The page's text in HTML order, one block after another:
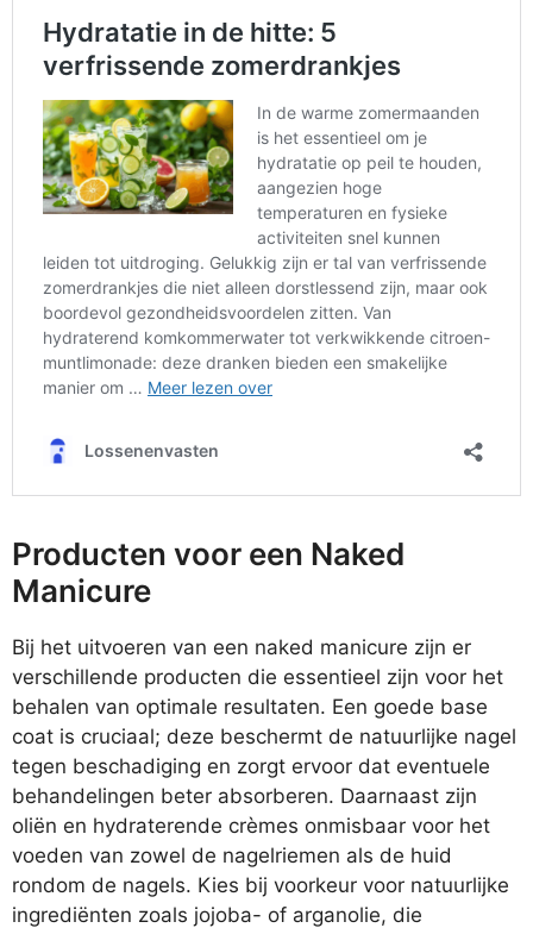
Producten voor een Naked
Manicure
Bij het uitvoeren van een naked manicure zijn er
verschillende producten die essentieel zijn voor het
behalen van optimale resultaten. Een goede base
coat is cruciaal; deze beschermt de natuurlijke nagel
tegen beschadiging en zorgt ervoor dat eventuele
behandelingen beter absorberen. Daarnaast zijn
oliën en hydraterende crèmes onmisbaar voor het
voeden van zowel de nagelriemen als de huid
rondom de nagels. Kies bij voorkeur voor natuurlijke
ingrediënten zoals jojoba- of arganolie, die